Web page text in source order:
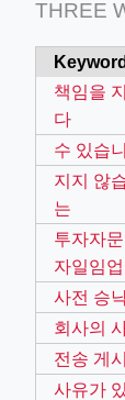
detail/이신우
THREE
Keyword
책임을
다
수 있습
지지 않
는
투자자
자일임업
사전 승
회사의
전송 게
사유가